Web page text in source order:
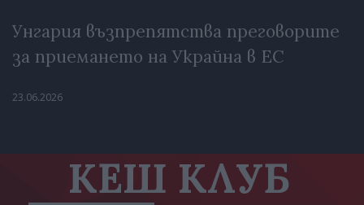
Унгария възпрепятства преговорите
за приемането на Украйна в ЕС
23.06.2026
КЕШ КЛУБ